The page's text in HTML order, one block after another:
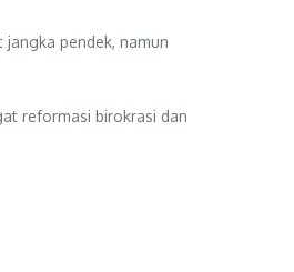
pendek, namun
reformasi birokrasi dan